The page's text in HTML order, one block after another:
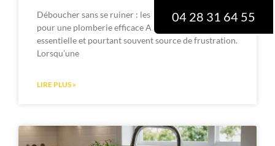
Déboucher sans se ruiner : les astuces économiques
pour une plomberie efficace Ah, la plomberie ! Si
essentielle et pourtant souvent source de frustration.
Lorsqu’une
LIRE PLUS »
04 28 31 64 55